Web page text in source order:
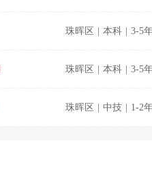
珠晖区 本科 3-5
珠晖区 本科 3-5
珠晖区 中技 1-2